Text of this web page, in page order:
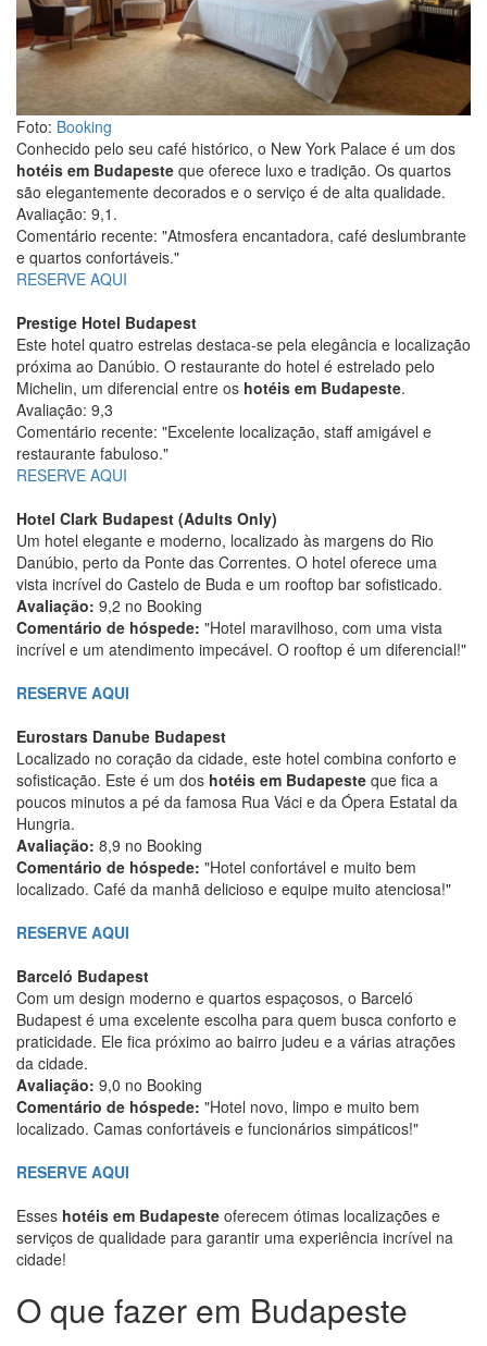
Foto: Booking
Conhecido pelo seu café histórico, o New York Palace é um dos
hotéis em Budapeste que oferece luxo e tradição. Os quartos
são elegantemente decorados e o serviço é de alta qualidade.
Avaliação: 9,1.
Comentário recente: "Atmosfera encantadora, café deslumbrante
e quartos confortáveis."
RESERVE AQUI
Prestige Hotel Budapest
Este hotel quatro estrelas destaca-se pela elegância e localização
próxima ao Danúbio. O restaurante do hotel é estrelado pelo
Michelin, um diferencial entre os hotéis em Budapeste.
Avaliação: 9,3
Comentário recente: "Excelente localização, staff amigável e
restaurante fabuloso."
RESERVE AQUI
Hotel Clark Budapest (Adults Only)
Um hotel elegante e moderno, localizado às margens do Rio
Danúbio, perto da Ponte das Correntes. O hotel oferece uma
vista incrível do Castelo de Buda e um rooftop bar sofisticado.
Avaliação: 9,2 no Booking
Comentário de hóspede: "Hotel maravilhoso, com uma vista
incrível e um atendimento impecável. O rooftop é um diferencial!"
RESERVE AQUI
Eurostars Danube Budapest
Localizado no coração da cidade, este hotel combina conforto e
sofisticação. Este é um dos hotéis em Budapeste que fica a
poucos minutos a pé da famosa Rua Váci e da Ópera Estatal da
Hungria.
Avaliação: 8,9 no Booking
Comentário de hóspede: "Hotel confortável e muito bem
localizado. Café da manhã delicioso e equipe muito atenciosa!"
RESERVE AQUI
Barceló Budapest
Com um design moderno e quartos espaçosos, o Barceló
Budapest é uma excelente escolha para quem busca conforto e
praticidade. Ele fica próximo ao bairro judeu e a várias atrações
da cidade.
Avaliação: 9,0 no Booking
Comentário de hóspede: "Hotel novo, limpo e muito bem
localizado. Camas confortáveis e funcionários simpáticos!"
RESERVE AQUI
Esses hotéis em Budapeste oferecem ótimas localizações e
serviços de qualidade para garantir uma experiência incrível na
cidade!
O que fazer em Budapeste